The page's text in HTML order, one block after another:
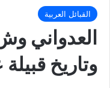
القبائل العربية
العدواني
وتاريخ